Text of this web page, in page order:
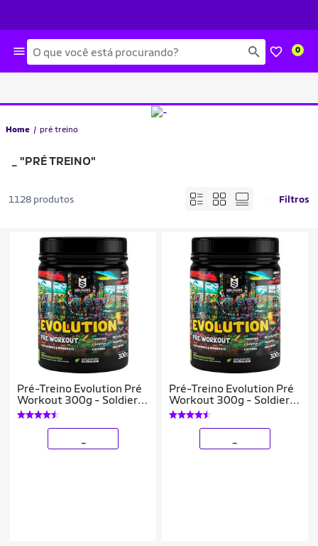
Busca 0
Home pré treino
"PRÉ TREINO"
1128 produtos Filtros
Pré-Treino Evolution Pré
Workout 300g - Soldiers
Nutrition
Pré-Treino Evolution Pré
Workout 300g - Soldiers
Nutrition